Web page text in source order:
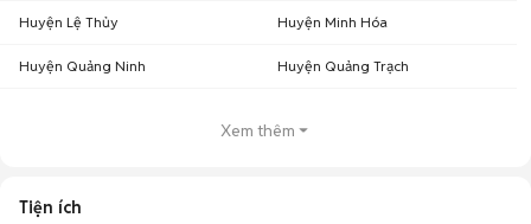
Huyện Lệ Thủy Huyện Minh Hóa
Huyện Quảng Ninh Huyện Quảng Trạch
Xem thêm
Tiện ích